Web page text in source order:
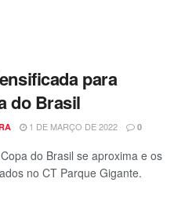
para
do Brasil
1 DE MARÇO DE 2022 0
do Brasil se aproxima e os
no CT Parque Gigante.